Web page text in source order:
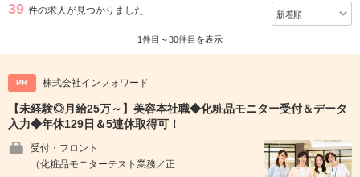
39 件の求人が見つかりました
1件目～30件目を表示
PR 株式会社インフォワード
【未経験◎月給25万～】美容本社職◆化粧品モニター受付＆データ
入力◆年休129日＆5連休取得可！
受付・フロント
（化粧品モニターテスト業務／正 …